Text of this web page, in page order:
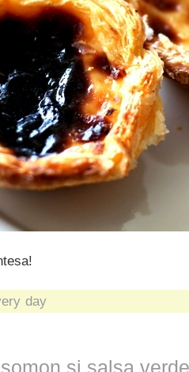
day
si salsa verde